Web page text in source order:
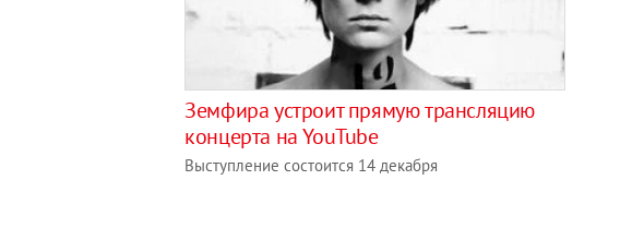
Земфира устроит прямую трансляцию
концерта на YouTube
Выступление состоится 14 декабря